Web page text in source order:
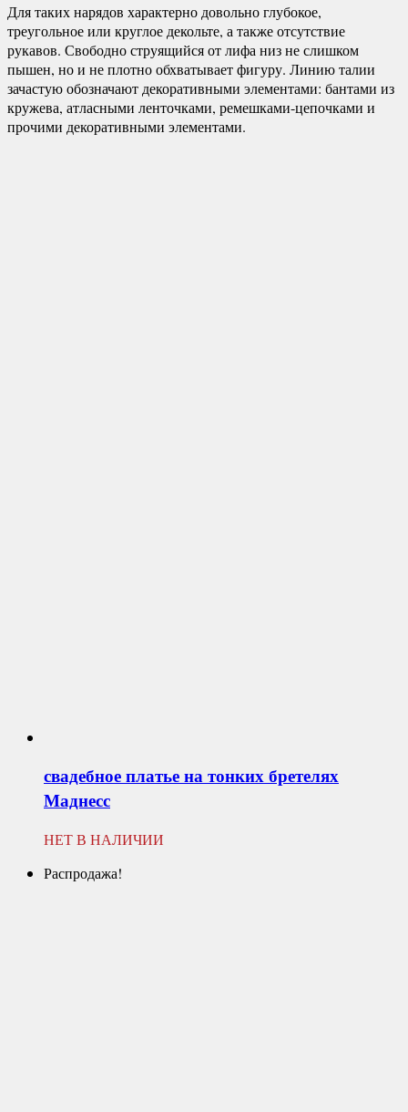
Для таких нарядов характерно довольно глубокое,
треугольное или круглое декольте, а также отсутствие
рукавов. Свободно струящийся от лифа низ не слишком
пышен, но и не плотно обхватывает фигуру. Линию талии
зачастую обозначают декоративными элементами: бантами из
кружева, атласными ленточками, ремешками-цепочками и
прочими декоративными элементами.
свадебное платье на тонких бретелях
Маднесс
НЕТ В НАЛИЧИИ
Распродажа!